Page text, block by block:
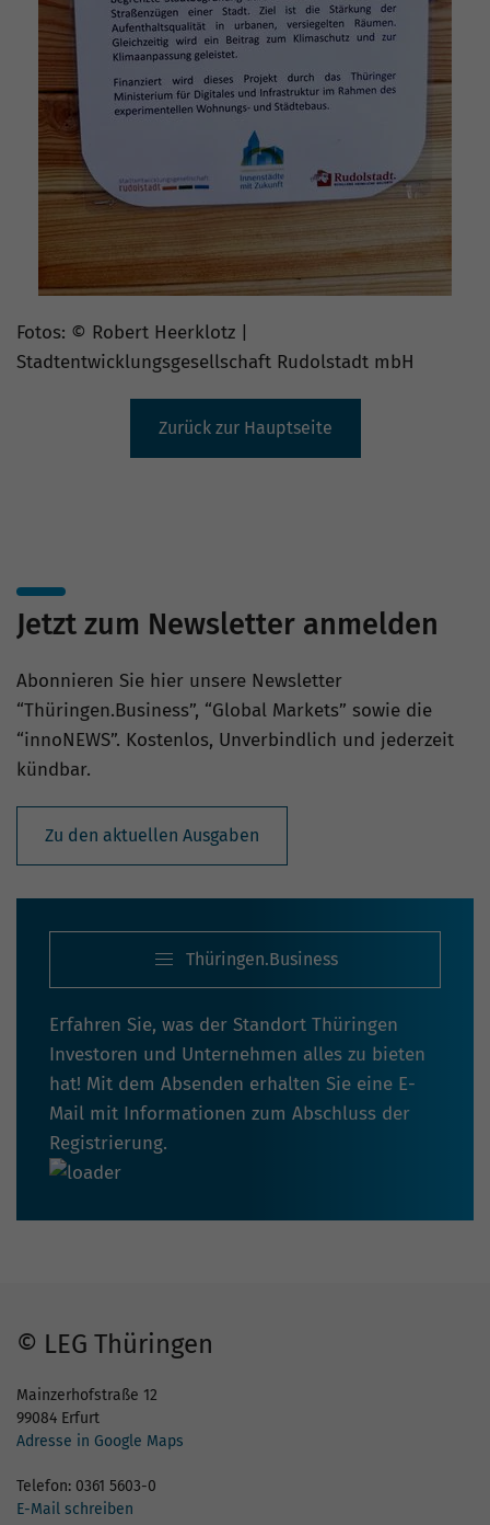
Fotos: © Robert Heerklotz |
Stadtentwicklungsgesellschaft Rudolstadt mbH
Zurück zur Hauptseite
Jetzt zum Newsletter anmelden
Abonnieren Sie hier unsere Newsletter
“Thüringen.Business”, “Global Markets” sowie die
“innoNEWS”. Kostenlos, Unverbindlich und jederzeit
kündbar.
Zu den aktuellen Ausgaben
Thüringen.Business
Erfahren Sie, was der Standort Thüringen
Investoren und Unternehmen alles zu bieten
hat! Mit dem Absenden erhalten Sie eine E-
Mail mit Informationen zum Abschluss der
Registrierung.
© LEG Thüringen
Mainzerhofstraße 12
99084 Erfurt
Adresse in Google Maps
Telefon: 0361 5603-0
E-Mail schreiben